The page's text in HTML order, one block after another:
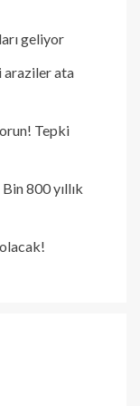
geliyor
araziler ata
Tepki
800 yıllık